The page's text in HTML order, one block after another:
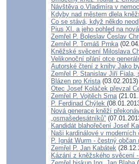
Návštěva o.Vladimíra v
Kdyby nad městem dlela
Co se stává, když někdo
Pius XI. a jeho pohled na
Zemřel P. Boleslav Česlav
Zemřel P. Tomáš Prnka
Kněžské svěcení Miloslava
Velikonoční přání otce
Autorské čtení z knihy Jako
Zemřel P. Stanislav Jiří Fiala,
Blázen pro Krista(03.02.2013)
Otec Josef Koláček převzal
Zemřel P. Vojtěch Srna
P. Ferdinad Chýlek
Nová generace kněží
„osmašedesátníků”
Kandidát blahořečení Josef
Naši kardinálové v
P. Ignát Wurm - čestný
Zemřel P. Jan Kabátek
Kázání z kněžského svěcení